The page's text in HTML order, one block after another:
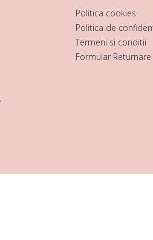
Politica cookies
Politica de
Termeni si conditii
Formular Returnare